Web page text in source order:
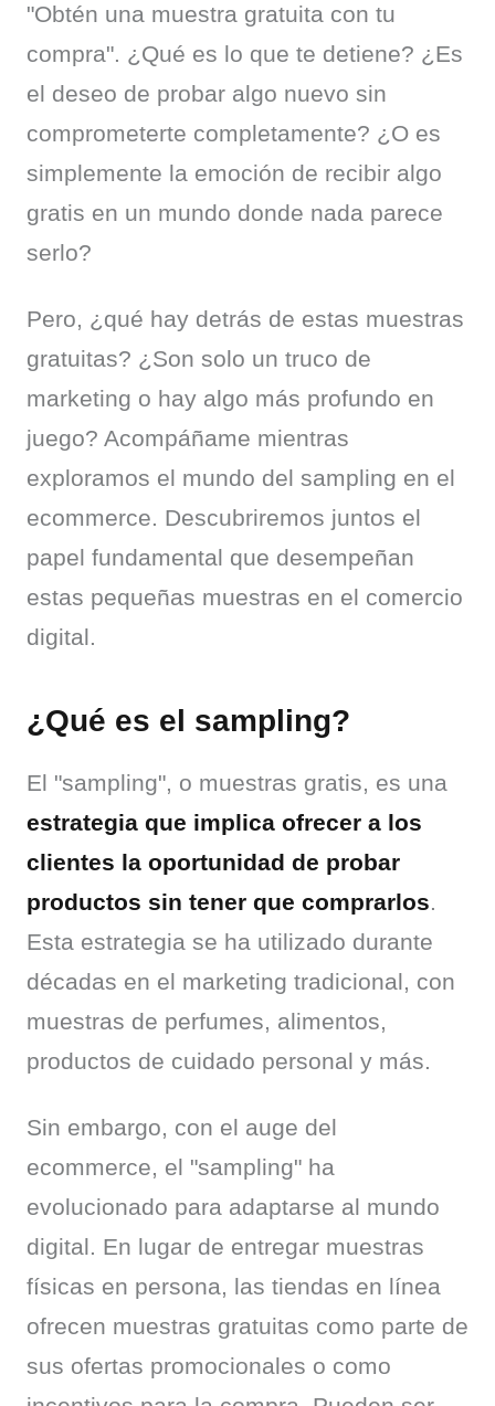
"Obtén una muestra gratuita con tu
compra". ¿Qué es lo que te detiene? ¿Es
el deseo de probar algo nuevo sin
comprometerte completamente? ¿O es
simplemente la emoción de recibir algo
gratis en un mundo donde nada parece
serlo?
Pero, ¿qué hay detrás de estas muestras
gratuitas? ¿Son solo un truco de
marketing o hay algo más profundo en
juego? Acompáñame mientras
exploramos el mundo del sampling en el
ecommerce. Descubriremos juntos el
papel fundamental que desempeñan
estas pequeñas muestras en el comercio
digital.
¿Qué es el sampling?
estrategia que implica ofrecer a los
clientes la oportunidad de probar
productos sin tener que comprarlos.
Esta estrategia se ha utilizado durante
décadas en el marketing tradicional, con
muestras de perfumes, alimentos,
productos de cuidado personal y más.
Sin embargo, con el auge del
ecommerce, el "sampling" ha
evolucionado para adaptarse al mundo
digital. En lugar de entregar muestras
físicas en persona, las tiendas en línea
ofrecen muestras gratuitas como parte de
sus ofertas promocionales o como